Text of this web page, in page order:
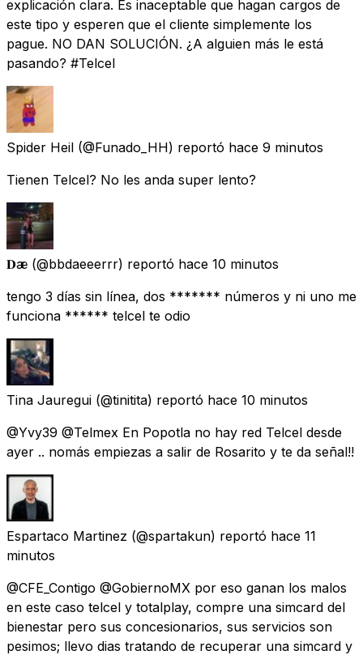
explicación clara. Es inaceptable que hagan cargos de
este tipo y esperen que el cliente simplemente los
pague. NO DAN SOLUCIÓN. ¿A alguien más le está
pasando? #Telcel
Spider Heil (@Funado_HH) reportó hace 9 minutos
Tienen Telcel? No les anda super lento?
𝐃æ (@bbdaeeerrr) reportó hace 10 minutos
tengo 3 días sin línea, dos ******* números y ni uno me
funciona ****** telcel te odio
Tina Jauregui (@tinitita) reportó hace 10 minutos
@Yvy39 @Telmex En Popotla no hay red Telcel desde
ayer .. nomás empiezas a salir de Rosarito y te da señal!!
Espartaco Martinez (@spartakun) reportó hace 11
minutos
@CFE_Contigo @GobiernoMX por eso ganan los malos
en este caso telcel y totalplay, compre una simcard del
bienestar pero sus concesionarios, sus servicios son
pesimos; llevo dias tratando de recuperar una simcard y